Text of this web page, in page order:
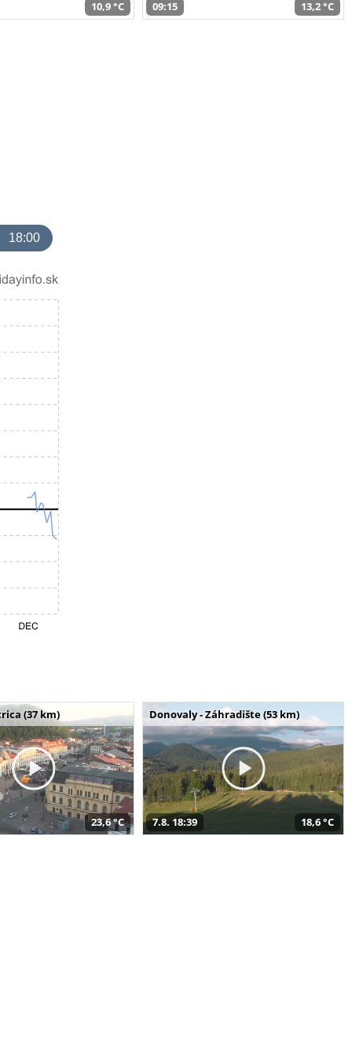
10,9 °C 09:15 13,2 °C
18:00
(37 km)
23,6 °C
Donovaly - Záhradište (53 km)
7.8. 18:39 18,6 °C